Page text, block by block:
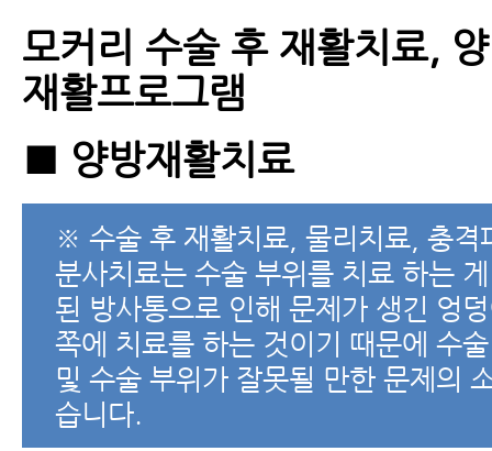
모커리 수술 후 재활치료,
재활프로그램
■ 양방재활치료
※ 수술 후 재활치료, 물리치료, 충격
분사치료는 수술 부위를 치료 하는
된 방사통으로 인해 문제가 생긴 엉
쪽에 치료를 하는 것이기 때문에 수
및 수술 부위가 잘못될 만한 문제의
습니다.